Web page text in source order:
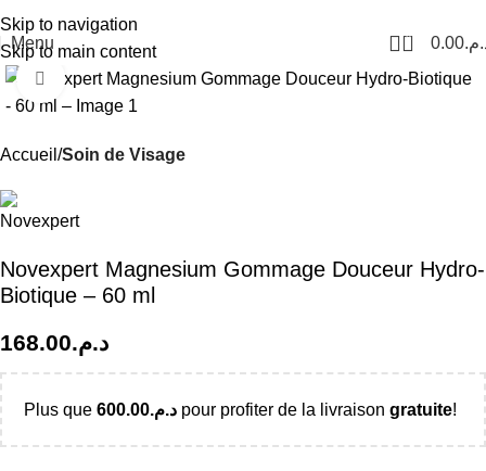
Skip to navigation
Skip to main content
Menu 0 0.00
Click to enlarge
Accueil Soin de Visage
Novexpert Magnesium Gommage Douceur Hydro-
Biotique – 60 ml
د.م.168.00
Plus que د.م.600.00 pour profiter de la livraison gratuite!